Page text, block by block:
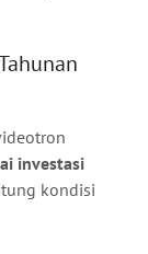
investasi
kondisi